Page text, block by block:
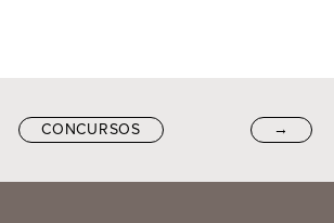
CONCURSOS →